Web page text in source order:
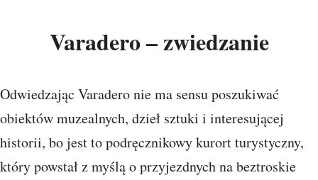
Varadero – zwiedzanie
Odwiedzając Varadero nie ma sensu poszukiwać
obiektów muzealnych, dzieł sztuki i interesującej
historii, bo jest to podręcznikowy kurort turystyczny,
który powstał z myślą o przyjezdnych na beztroskie